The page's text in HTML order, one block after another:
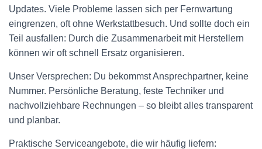
Updates. Viele Probleme lassen sich per Fernwartung
eingrenzen, oft ohne Werkstattbesuch. Und sollte doch ein
Teil ausfallen: Durch die Zusammenarbeit mit Herstellern
können wir oft schnell Ersatz organisieren.
Unser Versprechen: Du bekommst Ansprechpartner, keine
Nummer. Persönliche Beratung, feste Techniker und
nachvollziehbare Rechnungen – so bleibt alles transparent
und planbar.
Praktische Serviceangebote, die wir häufig liefern: